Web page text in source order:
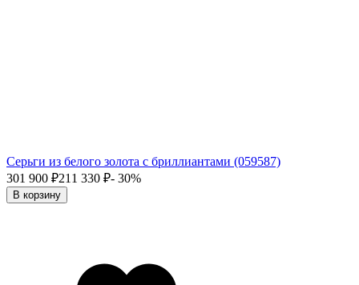
Серьги из белого золота с бриллиантами (059587)
301 900 ₽211 330 ₽- 30%
В корзину